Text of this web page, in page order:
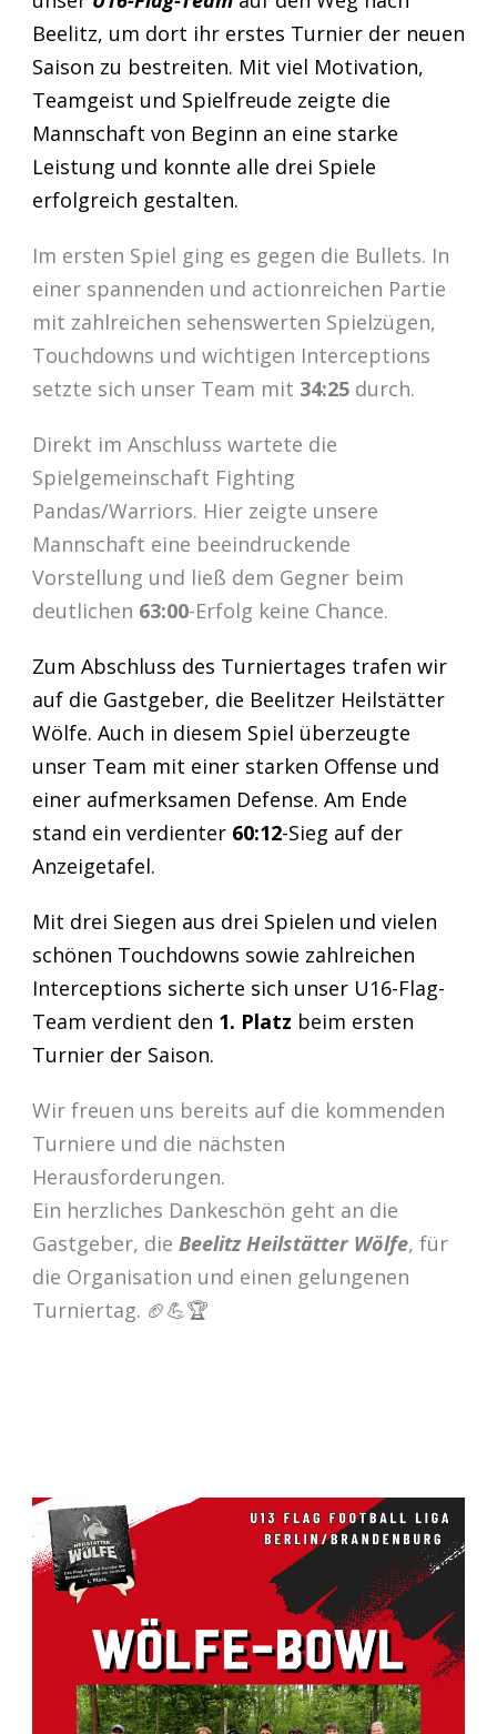
Beelitz, um dort ihr erstes Turnier der neuen
Saison zu bestreiten. Mit viel Motivation,
Teamgeist und Spielfreude zeigte die
Mannschaft von Beginn an eine starke
Leistung und konnte alle drei Spiele
erfolgreich gestalten.
Im ersten Spiel ging es gegen die Bullets. In
einer spannenden und actionreichen Partie
mit zahlreichen sehenswerten Spielzügen,
Touchdowns und wichtigen Interceptions
setzte sich unser Team mit 34:25 durch.
Direkt im Anschluss wartete die
Spielgemeinschaft Fighting
Pandas/Warriors. Hier zeigte unsere
Mannschaft eine beeindruckende
Vorstellung und ließ dem Gegner beim
deutlichen 63:00-Erfolg keine Chance.
Zum Abschluss des Turniertages trafen wir
auf die Gastgeber, die Beelitzer Heilstätter
Wölfe. Auch in diesem Spiel überzeugte
unser Team mit einer starken Offense und
einer aufmerksamen Defense. Am Ende
stand ein verdienter 60:12-Sieg auf der
Anzeigetafel.
Mit drei Siegen aus drei Spielen und vielen
schönen Touchdowns sowie zahlreichen
Interceptions sicherte sich unser U16-Flag-
Team verdient den 1. Platz beim ersten
Turnier der Saison.
Wir freuen uns bereits auf die kommenden
Turniere und die nächsten
Herausforderungen.
Ein herzliches Dankeschön geht an die
Gastgeber, die Beelitz Heilstätter Wölfe, für
die Organisation und einen gelungenen
Turniertag. 🏈💪🏆